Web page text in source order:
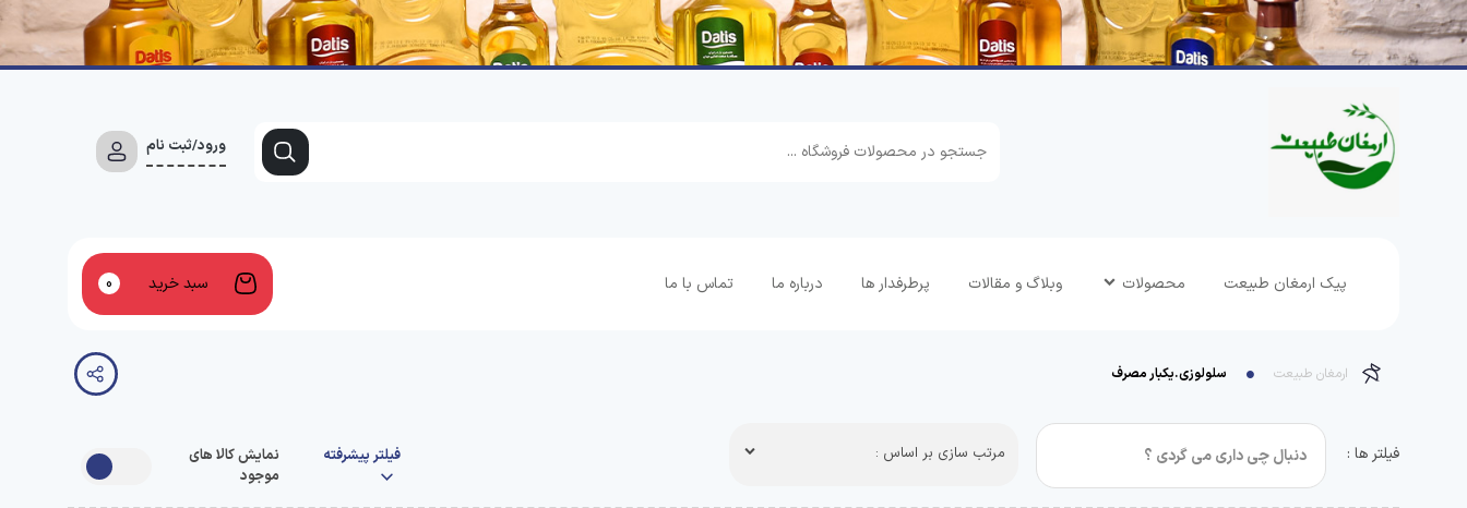
ورود/ثبت نام
پیک ارمغان طبیعت محصولات وبلاگ و مقالات پرطرفدار ها درباره ما تماس با ما سبد خرید 0
ارمغان طبیعت سلولوزی.یکبار مصرف
فیلتر ها : مرتب سازی بر اساس : فیلتر پیشرفته
نمایش کالا های
موجود